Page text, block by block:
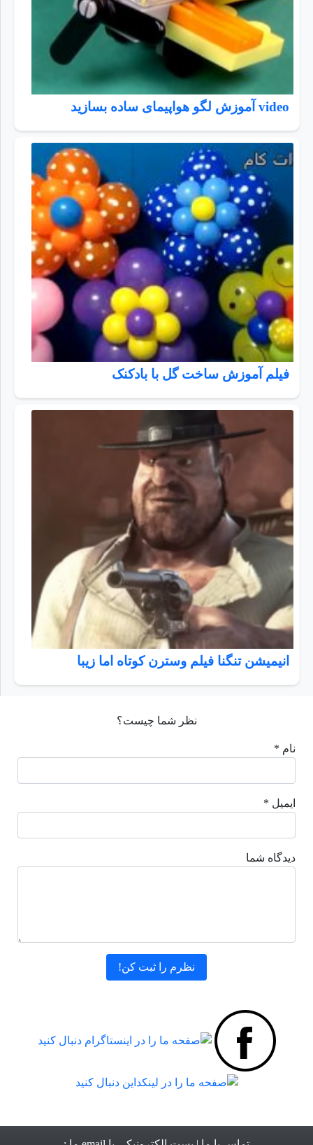
video آموزش لگو هواپیمای ساده بسازید
فیلم آموزش ساخت گل با بادکنک
انیمیشن تنگنا فیلم وسترن کوتاه اما زیبا
نظر شما چیست؟
نام *
ایمیل *
دیدگاه شما